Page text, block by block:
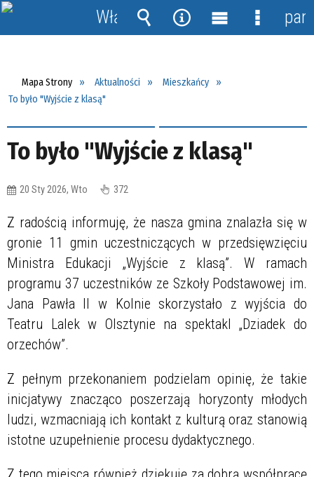
Mapa Strony Aktualności
Mieszkańcy
To było "Wyjście z klasą"
To było "Wyjście z klasą"
20 Sty 2026, Wto 372
Z radością informuję, że nasza gmina znalazła się w
gronie 11 gmin uczestniczących w przedsięwzięciu
Ministra Edukacji „Wyjście z klasą”. W ramach
programu 37 uczestników ze Szkoły Podstawowej im.
Jana Pawła II w Kolnie skorzystało z wyjścia do
Teatru Lalek w Olsztynie na spektakl „Dziadek do
orzechów”.
Z pełnym przekonaniem podzielam opinię, że takie
inicjatywy znacząco poszerzają horyzonty młodych
ludzi, wzmacniają ich kontakt z kulturą oraz stanowią
istotne uzupełnienie procesu dydaktycznego.
Włącz
powiadomienia
Wyszukiwarka
Narzędzia
MenuMenu